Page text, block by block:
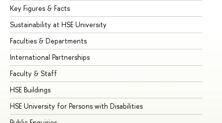
Key Figures & Facts
Sustainability at HSE University
Faculties & Departments
International Partnerships
Faculty & Staff
HSE Buildings
HSE University for Persons with Disabilities